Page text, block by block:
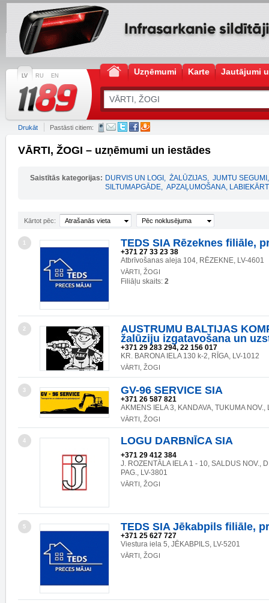
LV RU EN Uzņēmumi Karte Jautājumi
Drukāt Pastāsti citiem:
VĀRTI, ŽOGI – uzņēmumi un iestādes
Saistītās kategorijas: DURVIS UN LOGI , ŽALŪZIJAS, JUMTU SEGUMI ,
SILTUMAPGĀDE, APZAĻUMOŠANA,
Kārtot pēc: Atrašanās vieta Pēc noklusējuma
1 TEDS SIA Rēzeknes filiāle,
+371 27 33 23 38
Atbrīvošanas aleja 104, RĒZEKNE, LV-4601
VĀRTI, ŽOGI
Filiāļu skaits: 2
2
AUSTRUMU BALTIJAS
žalūziju izgatavošana un
+371 29 283 294, 22 156 017
KR. BARONA IELA 130 k-2, RĪGA, LV-1012
VĀRTI, ŽOGI
3 GV-96 SERVICE SIA
+371 26 587 821
AKMENS IELA 3, KANDAVA, TUKUMA NOV.,
VĀRTI, ŽOGI
4 LOGU DARBNĪCA SIA
+371 29 412 384
J. ROZENTĀLA IELA 1 - 10, SALDUS NOV.,
PAG., LV-3801
VĀRTI, ŽOGI
5 TEDS SIA Jēkabpils filiāle,
+371 25 627 727
Viestura iela 5, JĒKABPILS, LV-5201
VĀRTI, ŽOGI